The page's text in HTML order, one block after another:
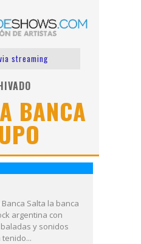
streaming
BANCA
Salta la banca
argentina con
y sonidos